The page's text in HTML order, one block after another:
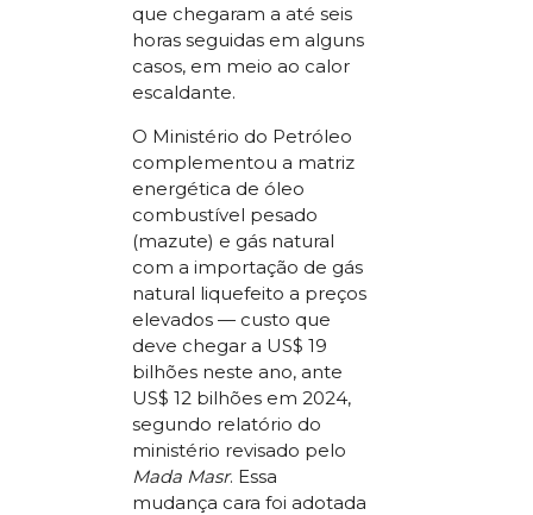
que chegaram a até seis
horas seguidas em alguns
casos, em meio ao calor
escaldante.
O Ministério do Petróleo
complementou a matriz
energética de óleo
combustível pesado
(mazute) e gás natural
com a importação de gás
natural liquefeito a preços
elevados — custo que
deve chegar a US$ 19
bilhões neste ano, ante
US$ 12 bilhões em 2024,
segundo relatório do
ministério revisado pelo
Mada Masr. Essa
mudança cara foi adotada